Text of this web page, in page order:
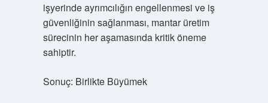
işyerinde ayrımcılığın engellenmesi ve iş
güvenliğinin sağlanması, mantar üretim
sürecinin her aşamasında kritik öneme
sahiptir.
Sonuç: Birlikte Büyümek